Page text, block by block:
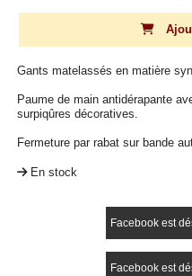
Gants matelassés en matière
Paume de main antidérapante
surpiqûres décoratives.
Fermeture par rabat sur bande
En stock
Facebook est
Facebook est